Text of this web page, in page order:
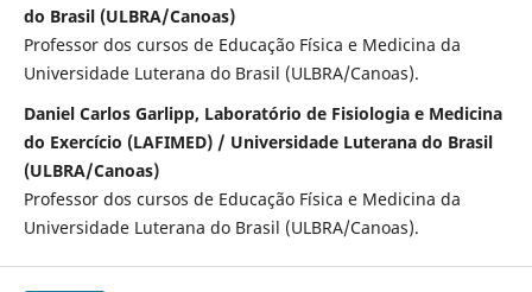
do Brasil (ULBRA/Canoas)
Professor dos cursos de Educação Física e Medicina da
Universidade Luterana do Brasil (ULBRA/Canoas).
Daniel Carlos Garlipp, Laboratório de Fisiologia e Medicina
do Exercício (LAFIMED) / Universidade Luterana do Brasil
(ULBRA/Canoas)
Professor dos cursos de Educação Física e Medicina da
Universidade Luterana do Brasil (ULBRA/Canoas).